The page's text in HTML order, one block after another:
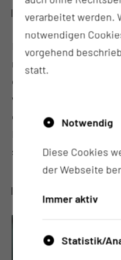
WAS IST ZU
Nach Entlassung aus
mittels Salbe durch
dazu erfolgen HNO-
weitgehende Abheilung
erwarten. Nach diesem
sportlichen
verarbeitet werden.
notwendigen
vorgehend
statt.
Notwendig
Diese Cookies
der Webseite
Immer aktiv
Statistik/